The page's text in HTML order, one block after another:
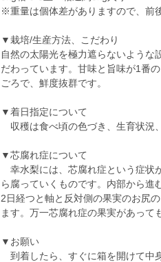
※重量は個体差がありますので、前
▼栽培/生産方法、こだわり
自然の太陽光を極力遮らないような
だわっています。甘味と旨味が1番
ごろで、鮮度抜群です。
▼着日指定について
収穫は食べ頃の色づき、生育状況
▼芯腐れ症について
幸水梨には、芯腐れ症という症状
ら腐っていくものです。内部から進
2日経つと軸と反対側の果実のお尻
ます。万一芯腐れ症の果実があって
▼お願い
到着したら、すぐに箱を開けて中